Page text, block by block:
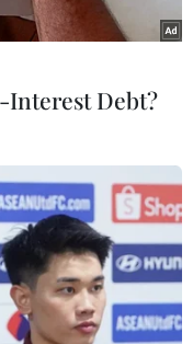
Interest Debt?